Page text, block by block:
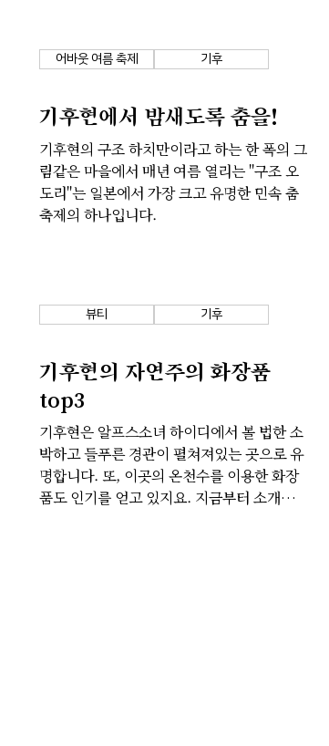
어바웃 여름 축제 기후
기후현에서 밤새도록 춤을!
기후현의 구조 하치만이라고 하는 한 폭의 그
림같은 마을에서 매년 여름 열리는 "구조 오
도리"는 일본에서 가장 크고 유명한 민속 춤
축제의 하나입니다.
뷰티 기후
기후현의 자연주의 화장품
top3
기후현은 알프스소녀 하이디에서 볼 법한 소
박하고 들푸른 경관이 펼쳐져있는 곳으로 유
명합니다. 또, 이곳의 온천수를 이용한 화장
품도 인기를 얻고 있지요. 지금부터 소개해